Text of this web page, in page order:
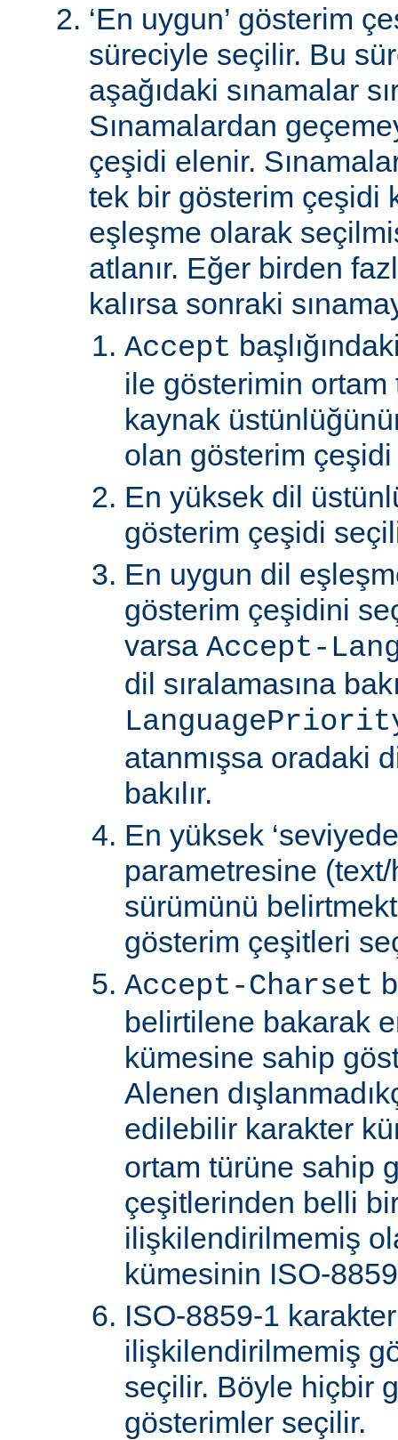
‘En uygun’ gösterim
süreciyle seçilir. Bu
aşağıdaki sınamalar
Sınamalardan
çeşidi elenir.
tek bir gösterim çeşidi
eşleşme olarak
atlanır. Eğer birden
kalırsa sonraki
Accept
ile gösterimin
kaynak
olan gösterim
En yüksek dil
gösterim çeşidi
En uygun dil
gösterim çeşidini
varsa Accept-
dil sıralamasına
atanmışsa oradaki
bakılır.
En yüksek
parametresine
sürümünü
gösterim çeşitleri
Accept-Charset
belirtilene bakarak
kümesine sahip
Alenen
edilebilir karakter
ortam türüne sahip
çeşitlerinden belli
ilişkilendirilmemiş
kümesinin ISO-
ISO-8859-1
ilişkilendirilmemiş
seçilir. Böyle hiçbir
gösterimler seçilir.